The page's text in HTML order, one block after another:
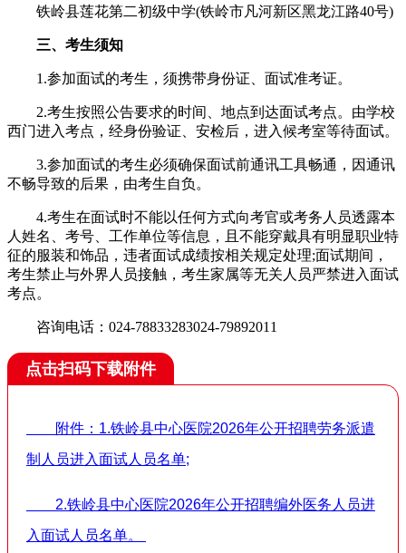
铁岭县莲花第二初级中学(铁岭市凡河新区黑龙江路40号)
三、考生须知
1.参加面试的考生，须携带身份证、面试准考证。
2.考生按照公告要求的时间、地点到达面试考点。由学校
西门进入考点，经身份验证、安检后，进入候考室等待面试。
3.参加面试的考生必须确保面试前通讯工具畅通，因通讯
不畅导致的后果，由考生自负。
4.考生在面试时不能以任何方式向考官或考务人员透露本
人姓名、考号、工作单位等信息，且不能穿戴具有明显职业特
征的服装和饰品，违者面试成绩按相关规定处理;面试期间，
考生禁止与外界人员接触，考生家属等无关人员严禁进入面试
考点。
咨询电话：024-78833283024-79892011
点击扫码下载附件
附件：1.铁岭县中心医院2026年公开招聘劳务派遣
制人员进入面试人员名单;
2.铁岭县中心医院2026年公开招聘编外医务人员进
入面试人员名单。